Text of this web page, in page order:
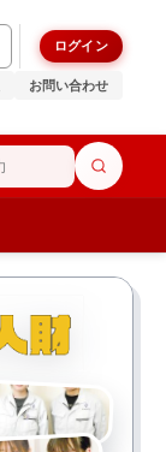
ログイン
お問い合わせ